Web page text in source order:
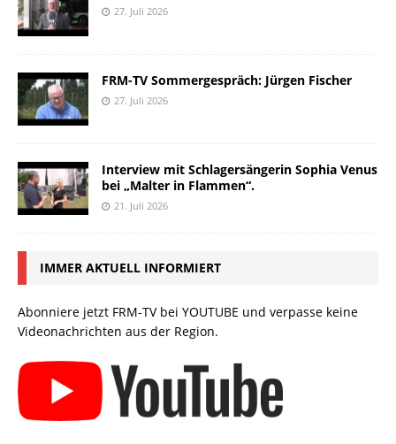
27. Juli 2026
FRM-TV Sommergespräch: Jürgen Fischer
27. Juli 2026
Interview mit Schlagersängerin Sophia Venus
bei „Malter in Flammen“.
21. Juli 2026
IMMER AKTUELL INFORMIERT
Abonniere jetzt FRM-TV bei YOUTUBE und verpasse keine
Videonachrichten aus der Region.